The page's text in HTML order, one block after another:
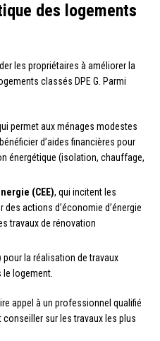
des logements
les propriétaires à améliorer la
classés DPE G. Parmi
permet aux ménages modestes
d’aides financières pour
énergétique (isolation, chauffage,
(CEE), qui incitent les
des actions d’économie d’énergie
travaux de rénovation
pour la réalisation de travaux
le logement.
appel à un professionnel qualifié
sur les travaux les plus